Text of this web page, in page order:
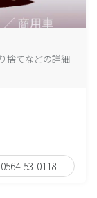
捨てなどの詳細
0564-53-0118